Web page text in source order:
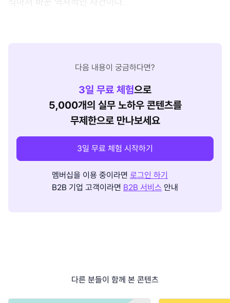
다음 내용이 궁금하다면?
3일 무료 체험으로
5,000개의 실무 노하우 콘텐츠를
무제한으로 만나보세요
3일 무료 체험 시작하기
멤버십을 이용 중이라면 로그인 하기
B2B 기업 고객이라면 B2B 서비스 안내
다른 분들이 함께 본 콘텐츠